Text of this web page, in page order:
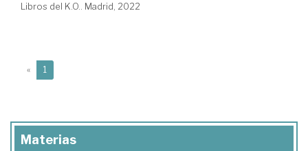
Libros del K.O.. Madrid, 2022
« 1
Materias